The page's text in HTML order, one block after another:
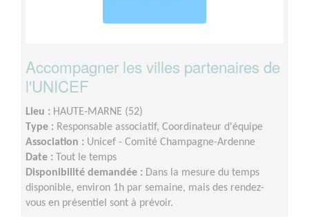
Accompagner les villes partenaires de
l'UNICEF
Lieu : HAUTE-MARNE (52)
Type : Responsable associatif, Coordinateur d'équipe
Association : Unicef - Comité Champagne-Ardenne
Date :
Tout le temps
Disponibilité demandée : Dans la mesure du temps
disponible, environ 1h par semaine, mais des rendez-
vous en présentiel sont à prévoir.